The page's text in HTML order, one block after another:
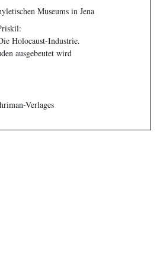
Museums in Jena
Holocaust-Industrie.
ausgebeutet wird
Verlages